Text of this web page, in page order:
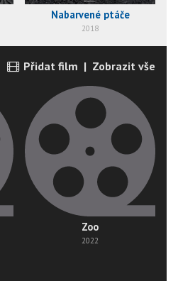
Nabarvené ptáče
2018
Přidat film | Zobrazit vše
Zoo
2022